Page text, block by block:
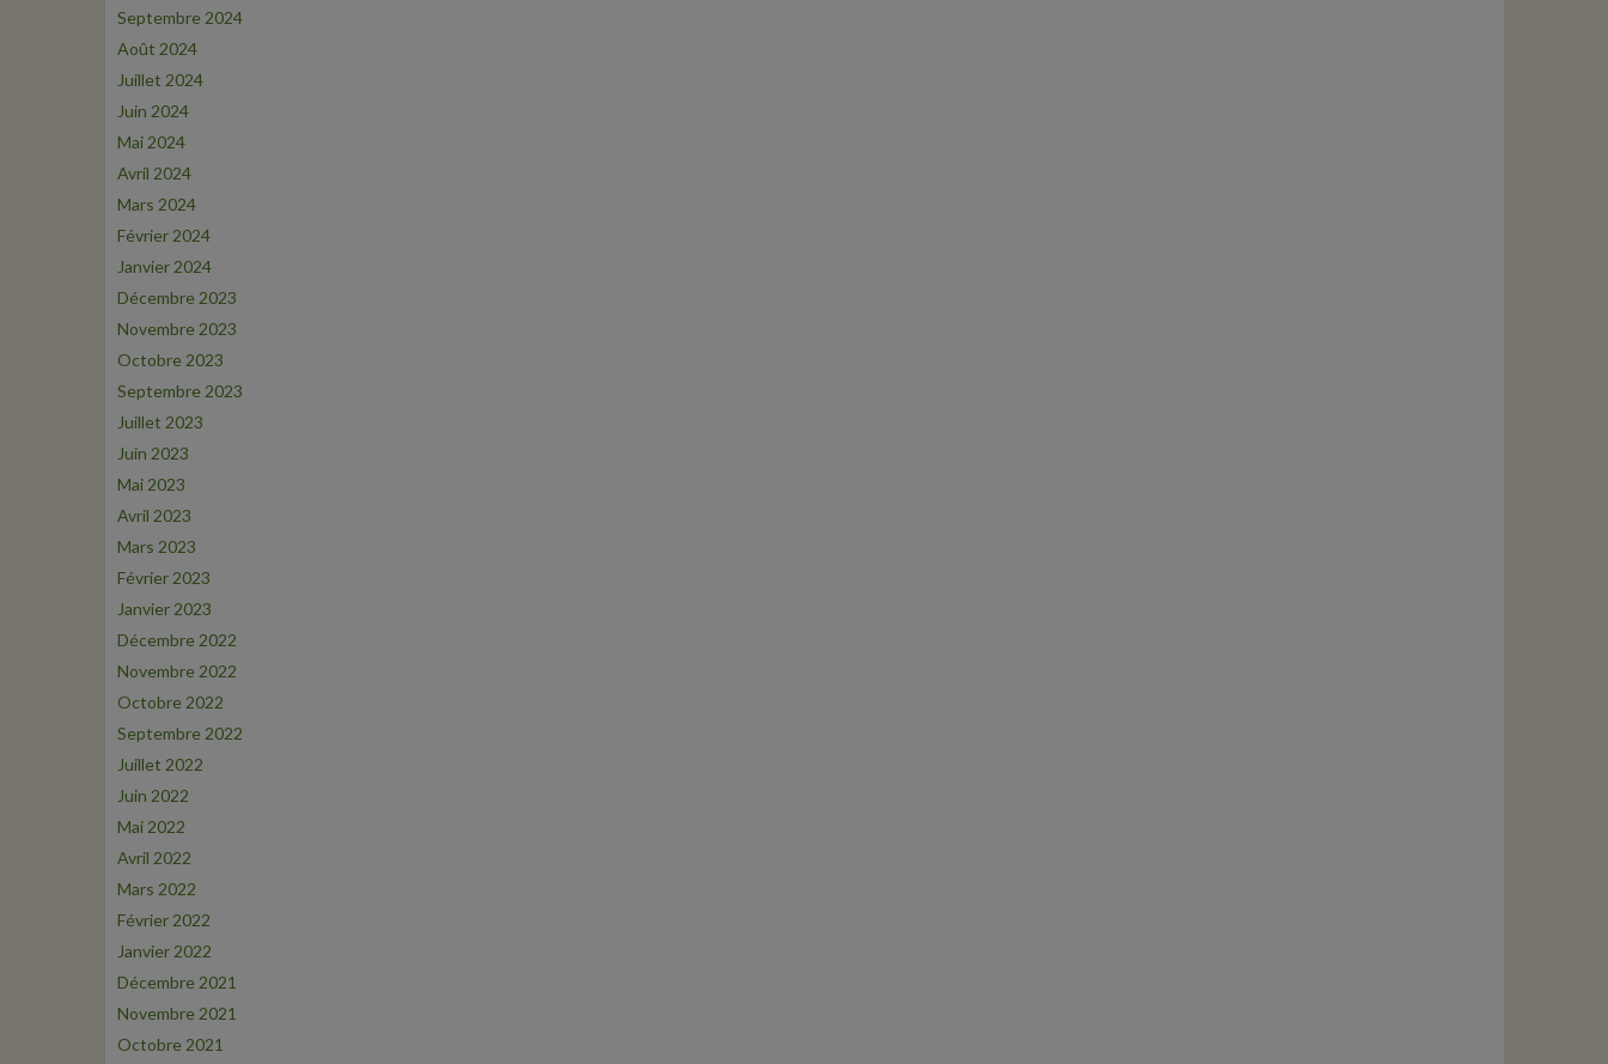
Septembre 2024
Août 2024
Juillet 2024
Juin 2024
Mai 2024
Avril 2024
Mars 2024
Février 2024
Janvier 2024
Décembre 2023
Novembre 2023
Octobre 2023
Septembre 2023
Juillet 2023
Juin 2023
Mai 2023
Avril 2023
Mars 2023
Février 2023
Janvier 2023
Décembre 2022
Novembre 2022
Octobre 2022
Septembre 2022
Juillet 2022
Juin 2022
Mai 2022
Avril 2022
Mars 2022
Février 2022
Janvier 2022
Décembre 2021
Novembre 2021
Octobre 2021